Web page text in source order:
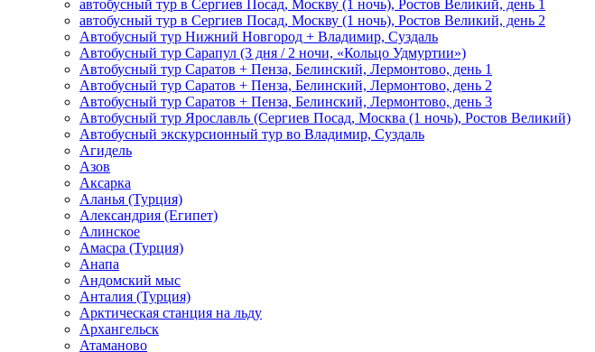
автобусный тур в Сергиев Посад, Москву (1 ночь), Ростов Великий, день 1
автобусный тур в Сергиев Посад, Москву (1 ночь), Ростов Великий, день 2
Автобусный тур Нижний Новгород + Владимир, Суздаль
Автобусный тур Сарапул (3 дня / 2 ночи, «Кольцо Удмуртии»)
Автобусный тур Саратов + Пенза, Белинский, Лермонтово, день 1
Автобусный тур Саратов + Пенза, Белинский, Лермонтово, день 2
Автобусный тур Саратов + Пенза, Белинский, Лермонтово, день 3
Автобусный тур Ярославль (Сергиев Посад, Москва (1 ночь), Ростов Великий)
Автобусный экскурсионный тур во Владимир, Суздаль
Агидель
Азов
Аксарка
Аланья (Турция)
Александрия (Египет)
Алинское
Амасра (Турция)
Анапа
Андомский мыс
Анталия (Турция)
Арктическая станция на льду
Архангельск
Атаманово